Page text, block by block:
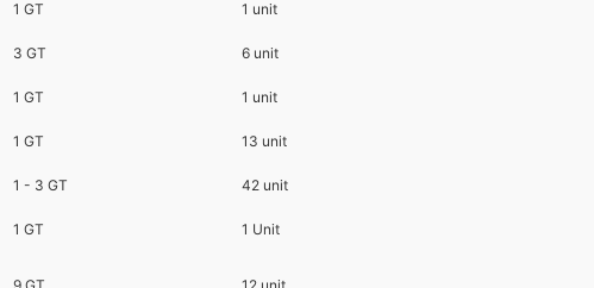
1 GT 1 unit
3 GT 6 unit
1 GT 1 unit
1 GT 13 unit
1 - 3 GT 42 unit
1 GT 1 Unit